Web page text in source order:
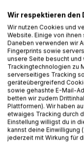
Insolvenzen können
zurückgeführt
Insolvenzen deutlich
mit Risiken
zunehmende
des Wettbewerbs,
die starke
Dynamisierung und
der Unternehmen für
erheblichen Risiken
Die rechtzeitige
Bewertung eines
Gegenmaßnahmen
Wir respektieren den
Wir nutzen Cookies und
Website. Einige von
Daneben verwenden wir
Fingerprints sowie
unsere Seite besucht
Trackingtechnologien zu
serverseitiges Tracking
geräteübergreifend
sowie gehashte E-Mail-
betten wir zudem
Plattformen). Wir haben
etwaiges Tracking durch
Einstellung willigst du in
kannst deine Einwilligung
jederzeit mit Wirkung für